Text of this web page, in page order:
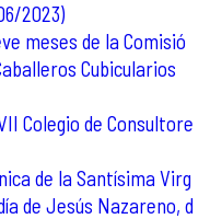
2023)
meses de la Comisió
Cubicularios
Colegio de Consultore
de la Santísima Virg
de Jesús Nazareno, d